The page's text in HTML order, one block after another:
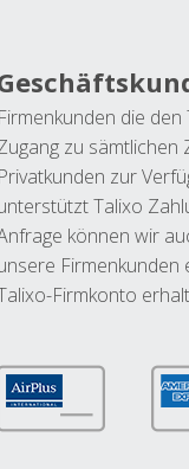
Firmenkunden die
zu sämtlichen
Privatkunden zur
Talixo
können wir
Firmkonto